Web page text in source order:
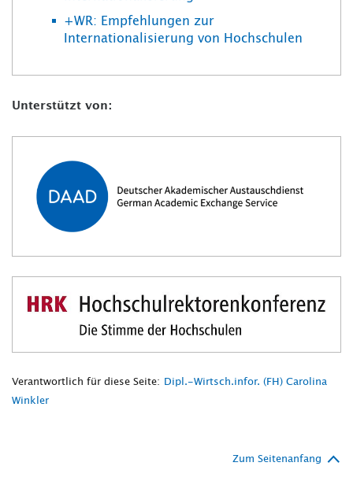
+WR: Empfehlungen zur
Internationalisierung von Hochschulen
Unterstützt von:
Verantwortlich für diese Seite:
Dipl.-Wirtsch.infor. (FH) Carolina
Winkler
Zum Seitenanfang